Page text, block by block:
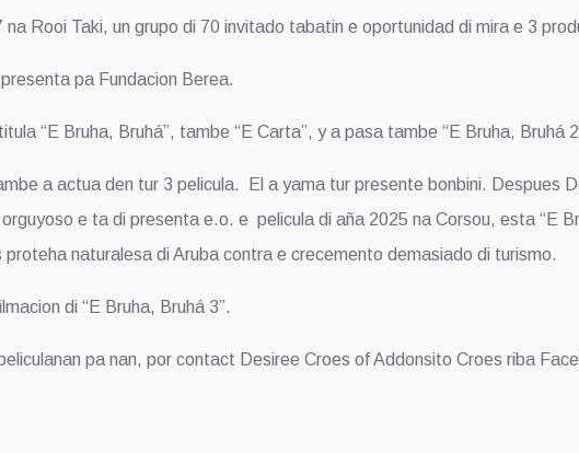
Rooi Taki, un grupo di 70 invitado tabatin e oportunidad di mira e 3
pa Fundacion Berea.
“E Bruha, Bruhá”, tambe “E Carta”, y a pasa tambe “E Bruha, Bruhá
a actua den tur 3 pelicula. El a yama tur presente bonbini. Despues
e ta di presenta e.o. e pelicula di aña 2025 na Corsou, esta “E
naturalesa di Aruba contra e crecemento demasiado di turismo.
di “E Bruha, Bruhá 3”.
pa nan, por contact Desiree Croes of Addonsito Croes riba